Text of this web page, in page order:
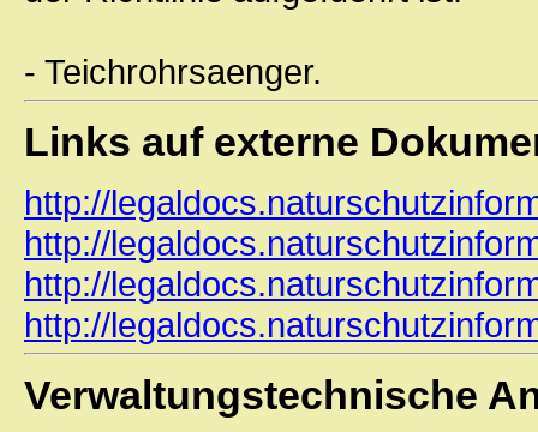
- Teichrohrsaenger.
Links auf externe
http://
http://
http://
http://
Verwaltungstechnische